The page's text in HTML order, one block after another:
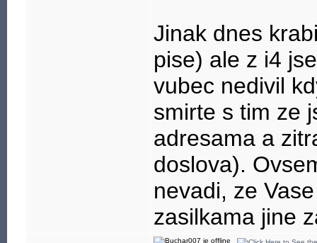
Jinak dnes
pise) ale z i4
vubec nedivil
smirte s tim ze
adresama a
doslova).
nevadi, ze
zasilkama jine